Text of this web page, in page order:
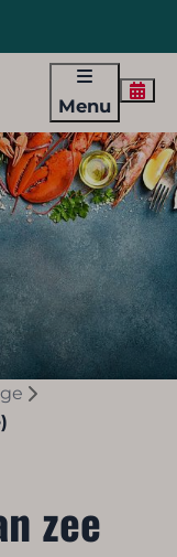
Menu
zee